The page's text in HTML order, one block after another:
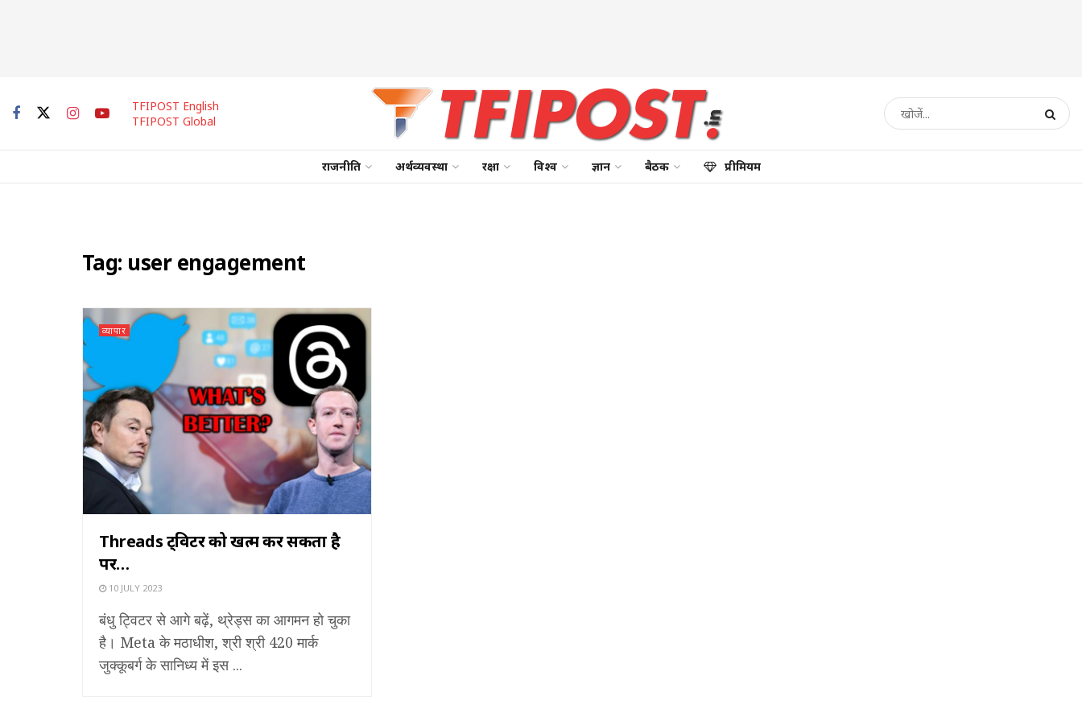
TFIPOST English
TFIPOST Global
राजनीति अर्थव्यवस्था रक्षा विश्व ज्ञान बैठक प्रीमियम
Tag: user engagement
व्यापार
Threads ट्विटर को खत्म कर सकता है
पर…
10 JULY 2023
बंधु ट्विटर से आगे बढ़ें, थ्रेड्स का आगमन हो चुका
है। Meta के मठाधीश, श्री श्री 420 मार्क
जुक्कूबर्ग के सानिध्य में इस ...